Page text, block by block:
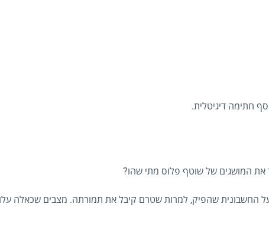
חתימה דיגיטלית.
את המושגים של שוטף פלוס מתי שהו?
שהפיק, למרות שטרם קיבל את תמורתה. מצבים שכאלה